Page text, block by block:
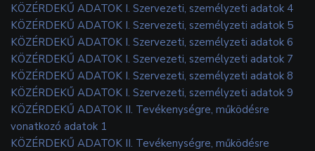
KÖZÉRDEKŰ ADATOK I. Szervezeti, személyzeti adatok 4
KÖZÉRDEKŰ ADATOK I. Szervezeti, személyzeti adatok 5
KÖZÉRDEKŰ ADATOK I. Szervezeti, személyzeti adatok 6
KÖZÉRDEKŰ ADATOK I. Szervezeti, személyzeti adatok 7
KÖZÉRDEKŰ ADATOK I. Szervezeti, személyzeti adatok 8
KÖZÉRDEKŰ ADATOK I. Szervezeti, személyzeti adatok 9
KÖZÉRDEKŰ ADATOK II. Tevékenységre, működésre
vonatkozó adatok 1
KÖZÉRDEKŰ ADATOK II. Tevékenységre, működésre